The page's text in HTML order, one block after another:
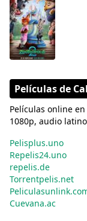
Películas de
Películas online
1080p, audio
Pelisplus.uno
Repelis24.uno
repelis.de
Torrentpelis.net
Cuevana.ac